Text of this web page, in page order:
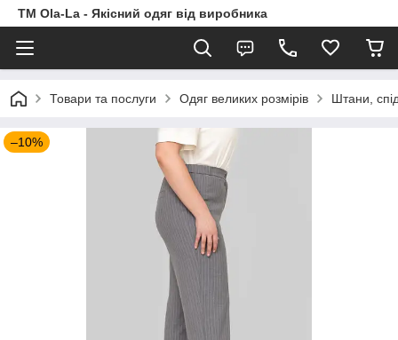
TM Ola-La - Якісний одяг від виробника
Товари та послуги Одяг великих розмірів Штани,
–10%